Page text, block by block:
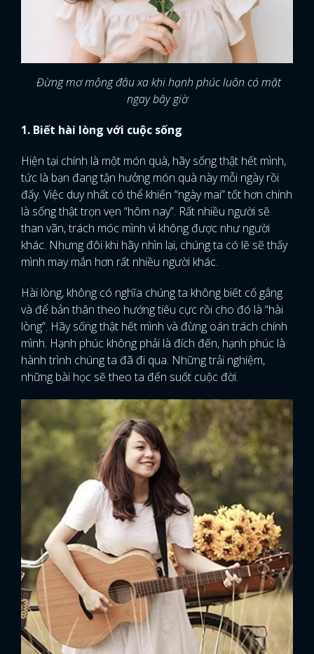
Đừng mơ mộng đâu xa khi hạnh phúc luôn có mặt
ngay bây giờ
1. Biết hài lòng với cuộc sống
Hiện tại chính là một món quà, hãy sống thật hết mình,
tức là bạn đang tận hưởng món quà này mỗi ngày rồi
đấy. Việc duy nhất có thể khiến “ngày mai” tốt hơn chính
là sống thật trọn vẹn “hôm nay”. Rất nhiều người sẽ
than vãn, trách móc mình vì không được như người
khác. Nhưng đôi khi hãy nhìn lại, chúng ta có lẽ sẽ thấy
mình may mắn hơn rất nhiều người khác.
Hài lòng, không có nghĩa chúng ta không biết cố gắng
và để bản thân theo hướng tiêu cực rồi cho đó là “hài
lòng”. Hãy sống thật hết mình và đừng oán trách chính
mình. Hạnh phúc không phải là đích đến, hạnh phúc là
hành trình chúng ta đã đi qua. Những trải nghiệm,
những bài học sẽ theo ta đến suốt cuộc đời.